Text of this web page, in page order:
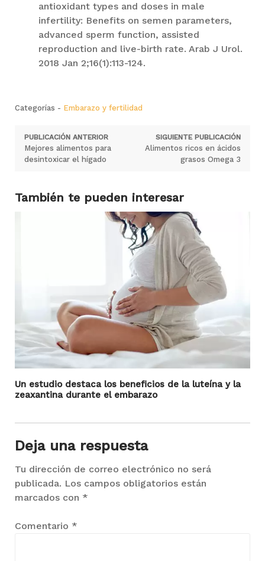
antioxidant types and doses in male
infertility: Benefits on semen parameters,
advanced sperm function, assisted
reproduction and live-birth rate. Arab J Urol.
2018 Jan 2;16(1):113-124.
Categorías - Embarazo y fertilidad
Navegación
de
PUBLICACIÓN ANTERIOR
Publicación
anterior
Mejores alimentos para
desintoxicar el hígado
SIGUIENTE PUBLICACIÓN
Siguiente
publicación:
Alimentos ricos en ácidos
grasos Omega 3
También te pueden interesar
Un estudio destaca los beneficios de la luteína y la
zeaxantina durante el embarazo
Deja una respuesta
Tu dirección de correo electrónico no será
publicada. Los campos obligatorios están
marcados con *
Comentario *